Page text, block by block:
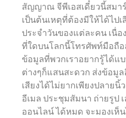
สัญญาณ จีพีเอสเดี๋ยวนี้สมา
เป็นต้นเหตุที่ต้องมีให้ได้ไป
ประจำวันของแต่ละคน เนื่อ
ที่ใดบนโลกนี้โทรศัพท์มือถือ
ข้อมูลที่พวกเราอยากรู้ได้แ
ต่างๆก็แสนสะดวก ส่งข้อมู
เสียงได้ไม่ยากเพียงปลาย
อีเมล ประชุมสัมนา ถ่ายรูป
ออนไลน์ ได้หมด จะมองเห็